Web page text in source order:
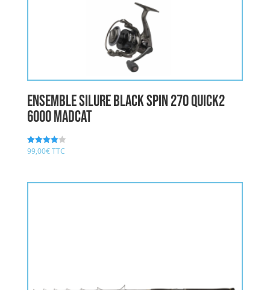
Ensemble Silure BLACK SPIN 270 QUICK2
6000 MADCAT
Note
4.00
99,00€TTC